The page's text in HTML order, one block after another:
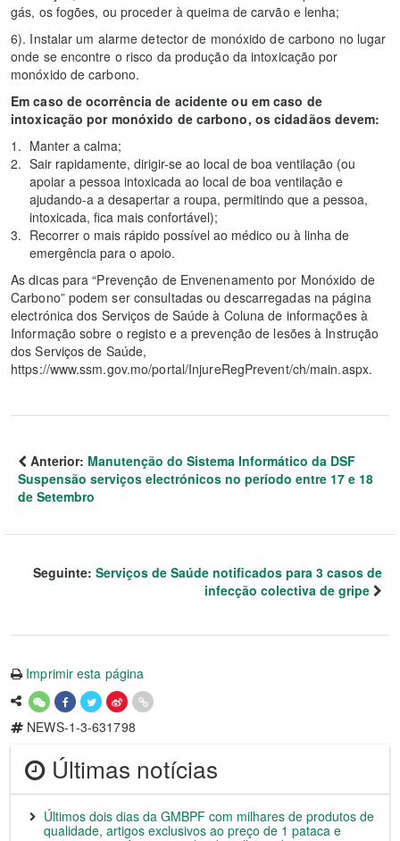
gás, os fogões, ou proceder à queima de carvão e lenha;
6). Instalar um alarme detector de monóxido de carbono no lugar
onde se encontre o risco da produção da intoxicação por
monóxido de carbono.
Em caso de ocorrência de acidente ou em caso de
intoxicação por monóxido de carbono, os cidadãos devem:
Manter a calma;
Sair rapidamente, dirigir-se ao local de boa ventilação (ou
apoiar a pessoa intoxicada ao local de boa ventilação e
ajudando-a a desapertar a roupa, permitindo que a pessoa,
intoxicada, fica mais confortável);
Recorrer o mais rápido possível ao médico ou à linha de
emergência para o apoio.
As dicas para “Prevenção de Envenenamento por Monóxido de
Carbono” podem ser consultadas ou descarregadas na página
electrónica dos Serviços de Saúde à Coluna de informações à
Informação sobre o registo e a prevenção de lesões à Instrução
dos Serviços de Saúde,
https://www.ssm.gov.mo/portal/InjureRegPrevent/ch/main.aspx.
Anterior: Manutenção do Sistema Informático da DSF
Suspensão serviços electrónicos no período entre 17 e 18
de Setembro
Seguinte: Serviços de Saúde notificados para 3 casos de
infecção colectiva de gripe
Imprimir esta página
NEWS-1-3-631798
Últimas notícias
Últimos dois dias da GMBPF com milhares de produtos de
qualidade, artigos exclusivos ao preço de 1 pataca e